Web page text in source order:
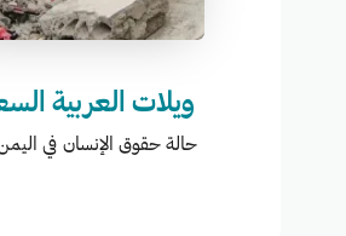
ويلات العربية
حالة حقوق الإنسان في اليمن